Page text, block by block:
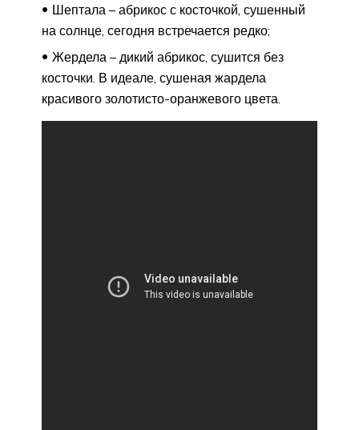
Шептала – абрикос с косточкой, сушенный
на солнце, сегодня встречается редко;
Жердела – дикий абрикос, сушится без
косточки. В идеале, сушеная жардела
красивого золотисто-оранжевого цвета.